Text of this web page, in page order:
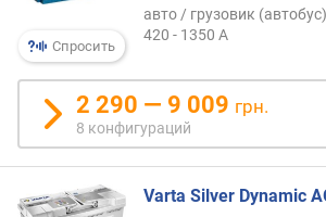
Спросить
авто / грузовик
420 - 1350 А
2 290 — 9 009 грн.
8 конфигураций
Varta Silver Dynamic